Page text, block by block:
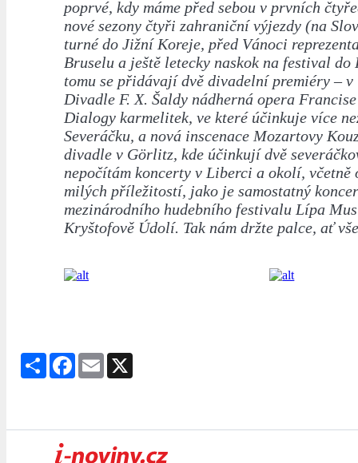
poprvé, kdy máme před sebou v prvních
nové sezony čtyři zahraniční výjezdy (na
turné do Jižní Koreje, před Vánoci
Bruselu a ještě letecky naskok na festival
tomu se přidávají dvě divadelní premiéry – v
Divadle F. X. Šaldy nádherná opera
Dialogy karmelitek, ve které účinkuje více
Severáčku, a nová inscenace Mozartovy
divadle v Görlitz, kde účinkují dvě
nepočítám koncerty v Liberci a okolí, včetně
milých příležitostí, jako je samostatný
mezinárodního hudebního festivalu Lípa
Kryštofově Údolí. Tak nám držte palce, ať
Share Facebook
Email